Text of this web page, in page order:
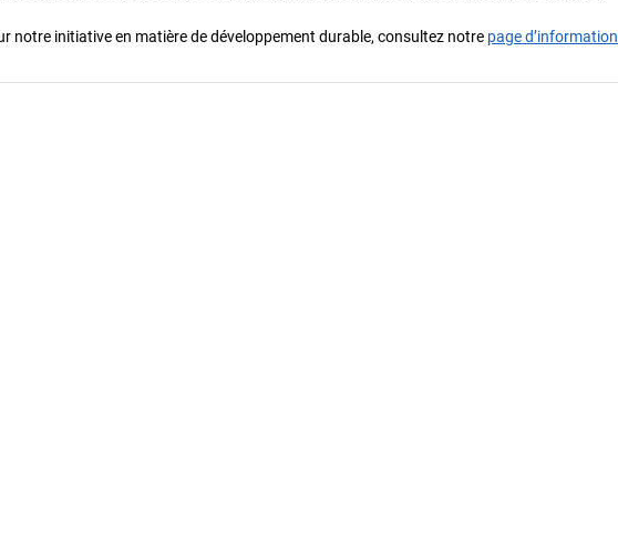
notre initiative en matière de développement durable, consultez notre page d’information